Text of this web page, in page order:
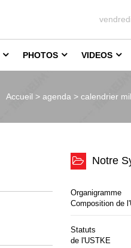
PHOTOS VIDEOS
Accueil > agenda > calendrier
Notre
Organigramme
Composition de
Statuts
de l'USTKE